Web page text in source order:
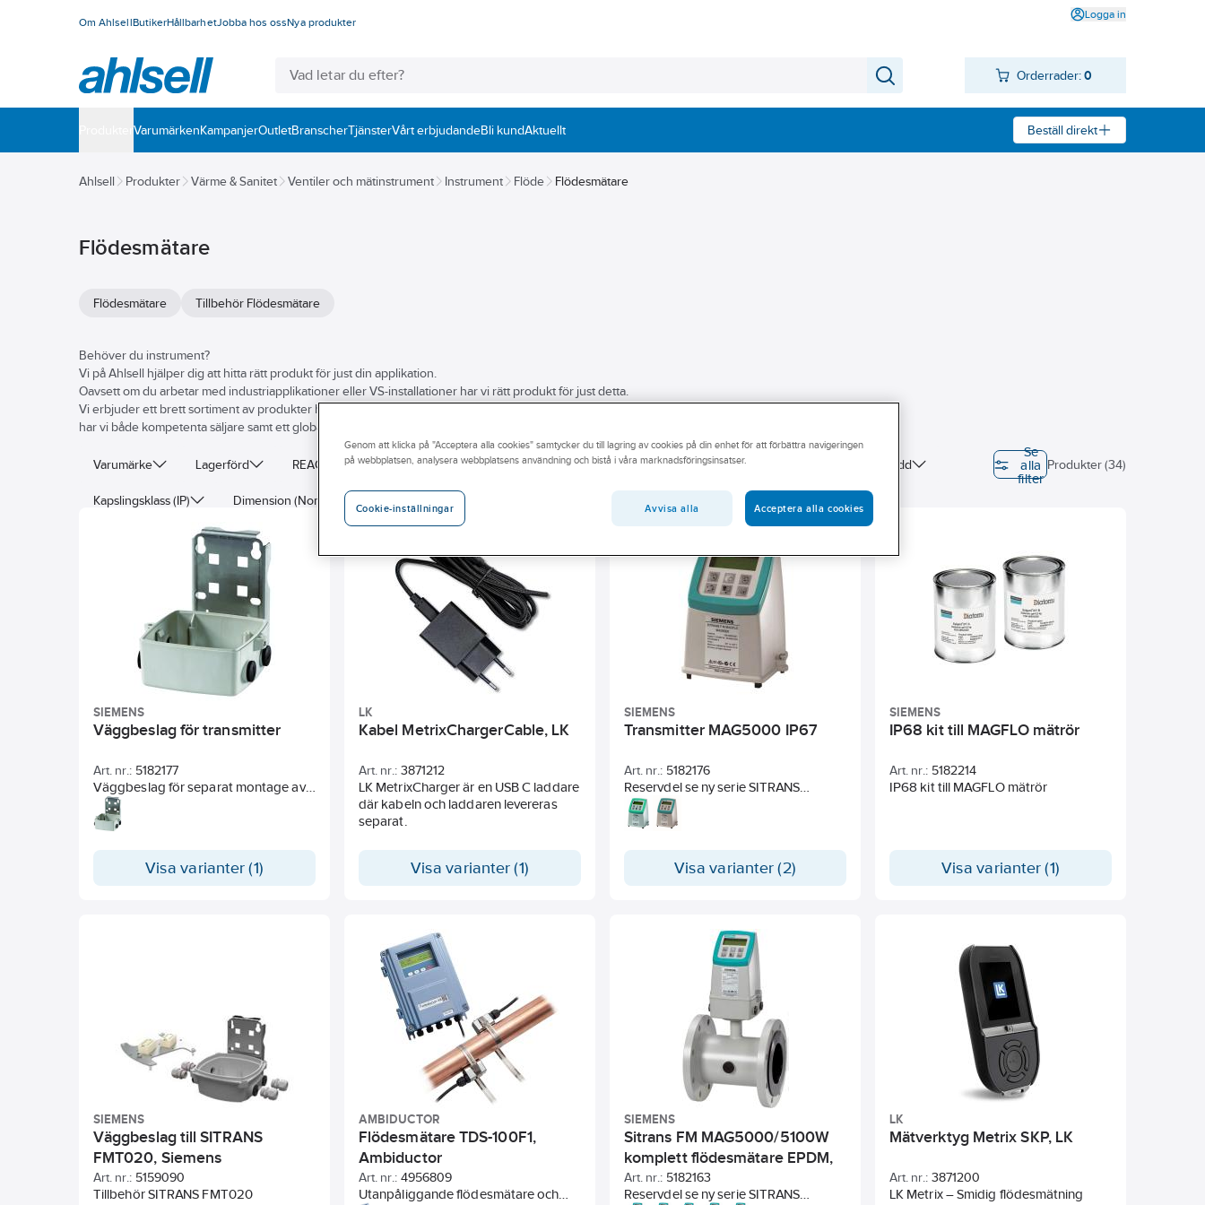
Om AhlsellButikerHållbarhetJobba hos ossNya produkter
Logga in
Orderrader: 0
VarumärkenKampanjerOutletBranscherTjänsterVårt erbjudandeBli kundAktuellt Beställ direkt
Ahlsell Produkter Värme & Sanitet Ventiler och mätinstrument Instrument Flöde Flödesmätare
Flödesmätare
Flödesmätare Tillbehör Flödesmätare
Behöver du instrument?
Vi på Ahlsell hjälper dig att hitta rätt produkt för just din applikation.
Oavsett om du arbetar med industriapplikationer eller VS-installationer har vi rätt produkt för just detta.
Vi erbjuder ett brett sortiment av produkter här på webben, men om det skulle vara så att du inte hittar det du söker
har vi både kompetenta säljare samt ett globalt leverantörsnät för att hjälpa dig att hitta rätt produkt.
Varumärke Lagerförd REACH – Fri från Kandidatämne Byggvarubedömningen Anslutning Bredd
Kapslingsklass (IP) Dimension (Nominell diameter) Tillbehör Tryckklass fläns (flänsborrning)
Material hus/kapsling/stomme
Se
alla
filter
Produkter (34)
SIEMENS
Väggbeslag för transmitter
Art. nr.: 5182177
Väggbeslag för separat montage av
transmitter MAG5000 på vägg.
Visa varianter (1)
LK
Kabel MetrixChargerCable, LK
Art. nr.: 3871212
LK MetrixCharger är en USB C laddare
där kabeln och laddaren levereras
separat.
Visa varianter (1)
SIEMENS
Transmitter MAG5000 IP67
Art. nr.: 5182176
Reservdel se ny serie SITRANS
FMT020. SITRANS FM transmitter
MAG5000 IP67 kompakt med
Visa varianter (2)
SIEMENS
IP68 kit till MAGFLO mätrör
Art. nr.: 5182214
IP68 kit till MAGFLO mätrör
Visa varianter (1)
SIEMENS
Väggbeslag till SITRANS
FMT020, Siemens
Art. nr.: 5159090
Tillbehör SITRANS FMT020
AMBIDUCTOR
Flödesmätare TDS-100F1,
Ambiductor
Art. nr.: 4956809
Utanpåliggande flödesmätare och
SIEMENS
Sitrans FM MAG5000/5100W
komplett flödesmätare EPDM,
Siemens
Art. nr.: 5182163
Reservdel se ny serie SITRANS
LK
Mätverktyg Metrix SKP, LK
Art. nr.: 3871200
LK Metrix – Smidig flödesmätning
Genom att klicka på "Acceptera alla cookies" samtycker du till lagring av cookies på din enhet för att förbättra navigeringen
på webbplatsen, analysera webbplatsens användning och bistå i våra marknadsföringsinsatser.
Cookie-inställningar Avvisa alla Acceptera alla cookies